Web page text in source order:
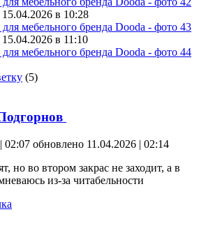
в 10:28
в 11:10
(5)
02:07 обновлено 11.04.2026 | 02:14
но во втором закрас не заходит, а в
из-за читабельности